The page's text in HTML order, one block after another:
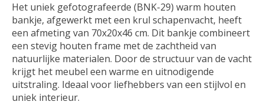
Het uniek gefotografeerde (BNK-29) warm houten
bankje, afgewerkt met een krul schapenvacht, heeft
een afmeting van 70x20x46 cm. Dit bankje combineert
een stevig houten frame met de zachtheid van
natuurlijke materialen. Door de structuur van de vacht
krijgt het meubel een warme en uitnodigende
uitstraling. Ideaal voor liefhebbers van een stijlvol en
uniek interieur.